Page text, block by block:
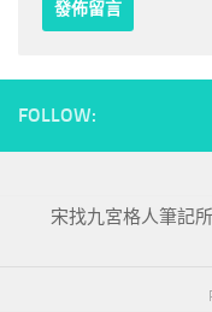
FOLLOW:
宋找九宮格人筆記